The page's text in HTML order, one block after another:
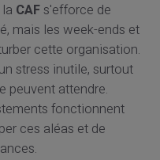
CAFs'efforce de
mais les week-ends et
cette organisation.
stress inutile, surtout
peuvent attendre.
fonctionnent
ces aléas et de